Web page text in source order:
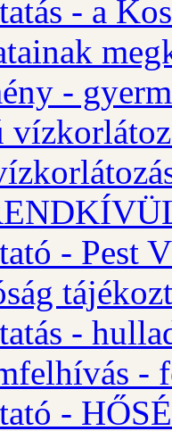
- a
-
- Pest
-
-
-